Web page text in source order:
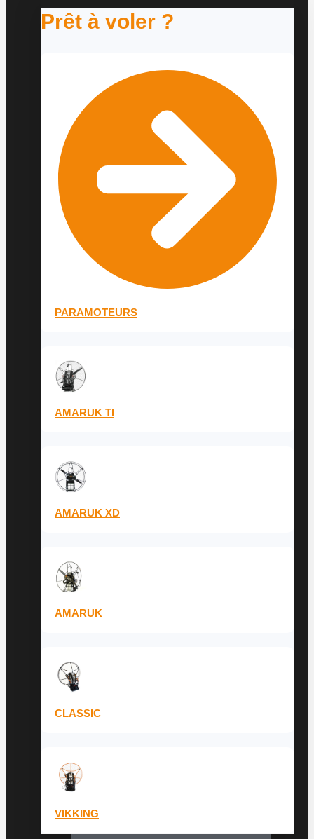
Prêt à voler ?
PARAMOTEURS
AMARUK TI
AMARUK XD
AMARUK
CLASSIC
VIKKING